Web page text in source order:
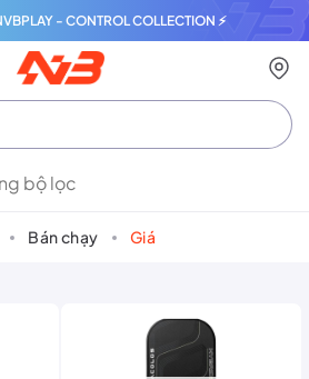
- CONTROL COLLECTION ⚡
bộ lọc
Bán chạy Giá